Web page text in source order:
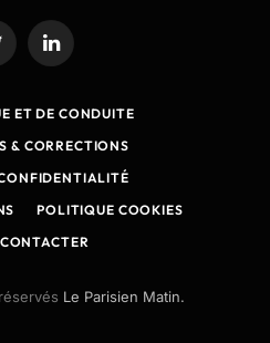
LinkedIn
ET DE CONDUITE
& CORRECTIONS
POLITIQUE COOKIES
Le Parisien Matin.